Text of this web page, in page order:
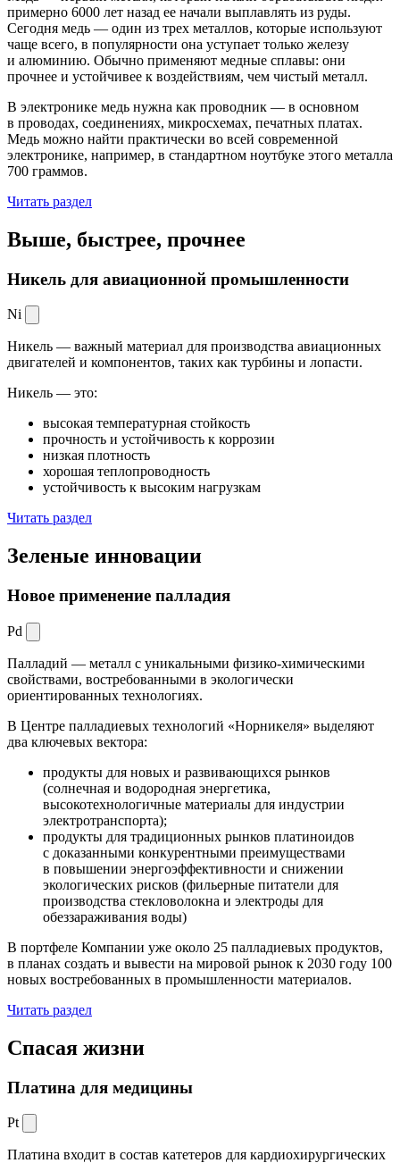
примерно 6000 лет назад ее начали выплавлять из руды.
Сегодня медь — один из трех металлов, которые используют
чаще всего, в популярности она уступает только железу
и алюминию. Обычно применяют медные сплавы: они
прочнее и устойчивее к воздействиям, чем чистый металл.
В электронике медь нужна как проводник — в основном
в проводах, соединениях, микросхемах, печатных платах.
Медь можно найти практически во всей современной
электронике, например, в стандартном ноутбуке этого металла
700 граммов.
Читать раздел
Выше, быстрее, прочнее
Никель для авиационной промышленности
Ni
Никель — важный материал для производства авиационных
двигателей и компонентов, таких как турбины и лопасти.
Никель — это:
высокая температурная стойкость
прочность и устойчивость к коррозии
низкая плотность
хорошая теплопроводность
устойчивость к высоким нагрузкам
Читать раздел
Зеленые инновации
Новое применение палладия
Pd
Палладий — металл с уникальными физико-химическими
свойствами, востребованными в экологически
ориентированных технологиях.
В Центре палладиевых технологий «Норникеля» выделяют
два ключевых вектора:
продукты для новых и развивающихся рынков
(солнечная и водородная энергетика,
высокотехнологичные материалы для индустрии
электротранспорта);
продукты для традиционных рынков платиноидов
с доказанными конкурентными преимуществами
в повышении энергоэффективности и снижении
экологических рисков (фильерные питатели для
производства стекловолокна и электроды для
обеззараживания воды)
В портфеле Компании уже около 25 палладиевых продуктов,
в планах создать и вывести на мировой рынок к 2030 году 100
новых востребованных в промышленности материалов.
Читать раздел
Спасая жизни
Платина для медицины
Pt
Платина входит в состав катетеров для кардиохирургических